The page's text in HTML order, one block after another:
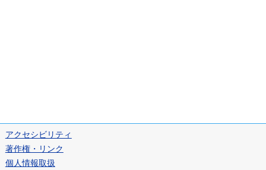
アクセシビリティ
著作権・リンク
個人情報取扱